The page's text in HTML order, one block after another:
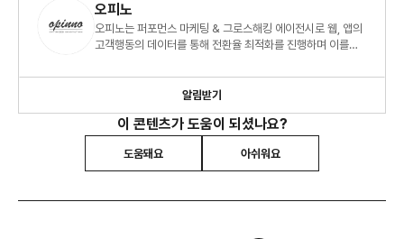
오피노
오피노는 퍼포먼스 마케팅 & 그로스해킹 에이전시로 웹, 앱의
고객행동의 데이터를 통해 전환율 최적화를 진행하며 이를
알림받기
이 콘텐츠가 도움이 되셨나요?
도움돼요 아쉬워요